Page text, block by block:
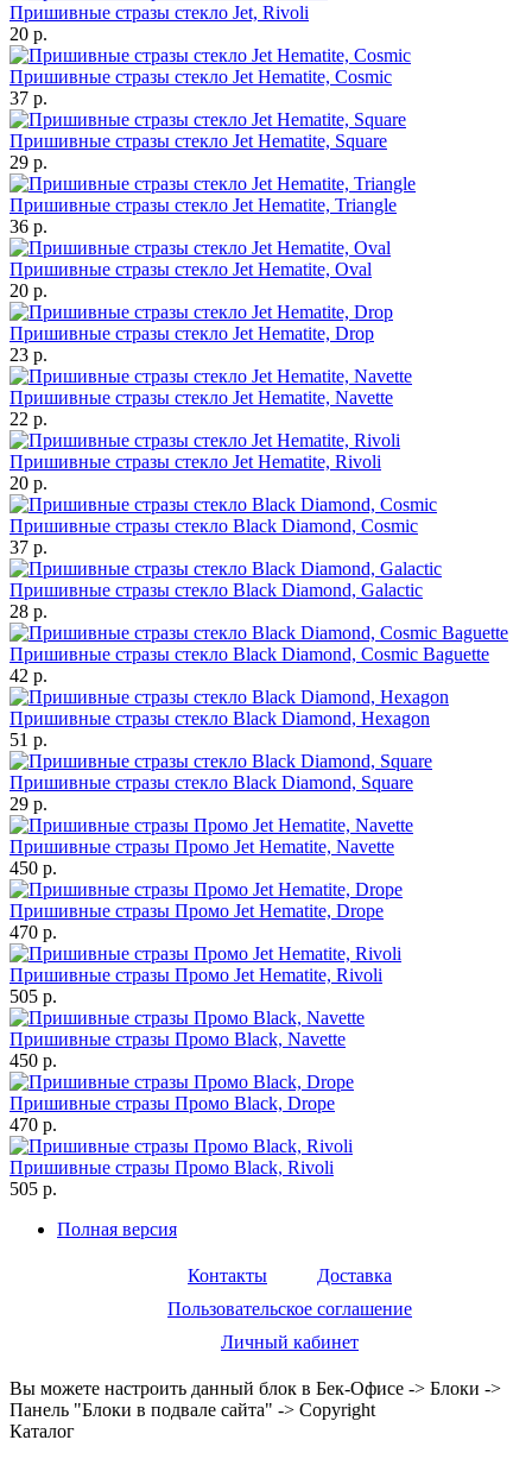
Пришивные стразы стекло Jet, Rivoli
20 р.
Пришивные стразы стекло Jet Hematite, Cosmic
37 р.
Пришивные стразы стекло Jet Hematite, Square
29 р.
Пришивные стразы стекло Jet Hematite, Triangle
36 р.
Пришивные стразы стекло Jet Hematite, Oval
20 р.
Пришивные стразы стекло Jet Hematite, Drop
23 р.
Пришивные стразы стекло Jet Hematite, Navette
22 р.
Пришивные стразы стекло Jet Hematite, Rivoli
20 р.
Пришивные стразы стекло Black Diamond, Cosmic
37 р.
Пришивные стразы стекло Black Diamond, Galactic
28 р.
Пришивные стразы стекло Black Diamond, Cosmic Baguette
42 р.
Пришивные стразы стекло Black Diamond, Hexagon
51 р.
Пришивные стразы стекло Black Diamond, Square
29 р.
Пришивные стразы Промо Jet Hematite, Navette
450 р.
Пришивные стразы Промо Jet Hematite, Drope
470 р.
Пришивные стразы Промо Jet Hematite, Rivoli
505 р.
Пришивные стразы Промо Black, Navette
450 р.
Пришивные стразы Промо Black, Drope
470 р.
Пришивные стразы Промо Black, Rivoli
505 р.
Полная версия
Контакты
Доставка
Пользовательское соглашение
Личный кабинет
Вы можете настроить данный блок в Бек-Офисе -> Блоки ->
Панель "Блоки в подвале сайта" -> Copyright
Каталог